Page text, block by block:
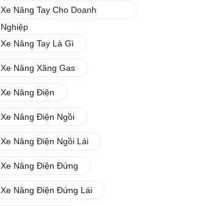
Xe Nâng Tay Cho Doanh
Nghiệp
Xe Nâng Tay Là Gì
Xe Nâng Xăng Gas
Xe Nâng Điện
Xe Nâng Điện Ngồi
Xe Nâng Điện Ngồi Lái
Xe Nâng Điện Đứng
Xe Nâng Điện Đứng Lái